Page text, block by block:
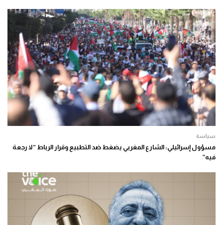
سياسة
مسؤول إسرائيلي: الشارع المغربي يضغط ضد التطبيع وقرار الرباط “لا رجعة
فيه”